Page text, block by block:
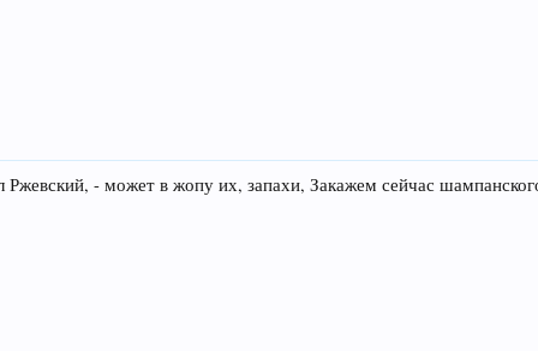
Ржевский, - может в жопу их, запахи, Закажем сейчас